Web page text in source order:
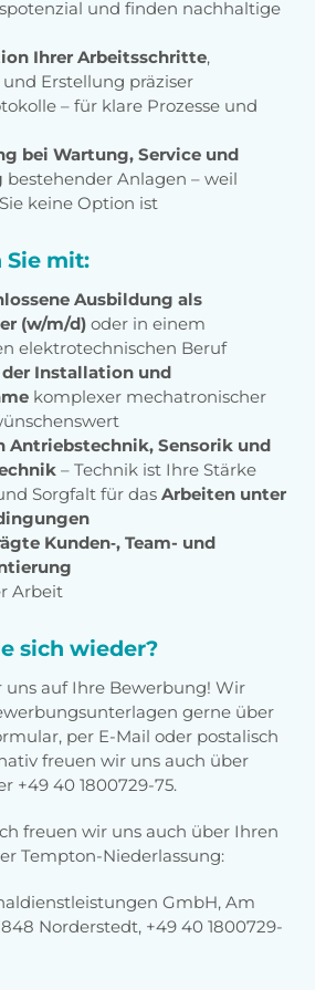
und finden nachhaltige
Ihrer Arbeitsschritte,
Erstellung präziser
– für klare Prozesse und
bei Wartung, Service und
bestehender Anlagen – weil
keine Option ist
Sie mit:
Ausbildung als
(w/m/d) oder in einem
elektrotechnischen Beruf
Installation und
komplexer mechatronischer
Antriebstechnik, Sensorik und
– Technik ist Ihre Stärke
Sorgfalt für das Arbeiten unter
Kunden‑, Team- und
Arbeit
sich wieder?
uns auf Ihre Bewerbung! Wir
gerne über
per E-Mail oder postalisch
freuen wir uns auch über
+49 40 1800729-75.
freuen wir uns auch über Ihren
Tempton-Niederlassung:
GmbH, Am
Norderstedt, +49 40 1800729-